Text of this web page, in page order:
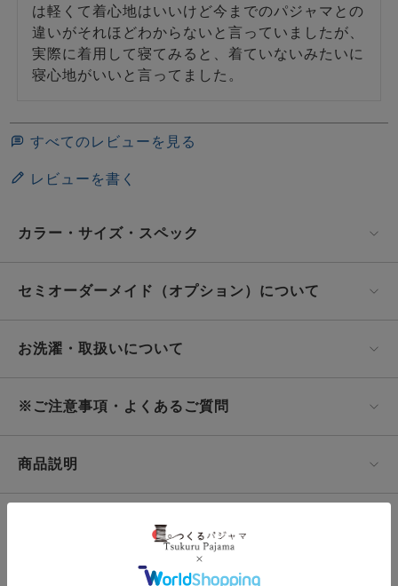
は軽くて着心地はいいけど今までのパジャマとの
違いがそれほどわからないと言っていましたが、
実際に着用して寝てみると、着ていないみたいに
寝心地がいいと言ってました。
すべてのレビューを見る
レビューを書く
カラー・サイズ・スペック
セミオーダーメイド（オプション）について
お洗濯・取扱いについて
※ご注意事項・よくあるご質問
商品説明